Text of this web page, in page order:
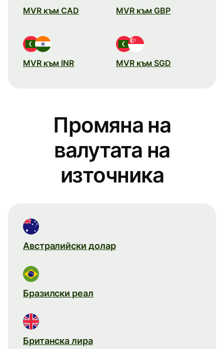
MVR към CAD MVR към GBP
MVR към INR MVR към SGD
Промяна на
валутата на
източника
Австралийски долар
Бразилски реал
Британска лира